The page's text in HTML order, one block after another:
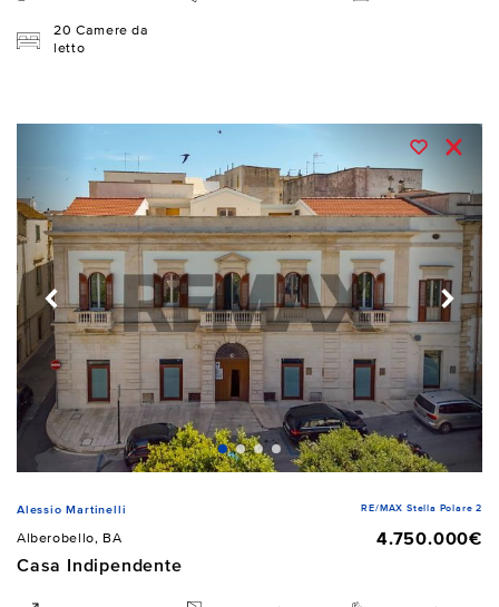
20 Camere da
letto
Alessio Martinelli RE/MAX Stella Polare 2
Alberobello, BA
4.750.000€
Casa Indipendente